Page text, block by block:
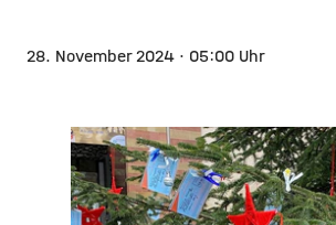
28. November 2024 · 05:00 Uhr